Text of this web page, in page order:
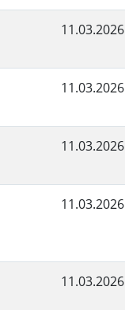
11.03.2026
11.03.2026
11.03.2026
11.03.2026
11.03.2026